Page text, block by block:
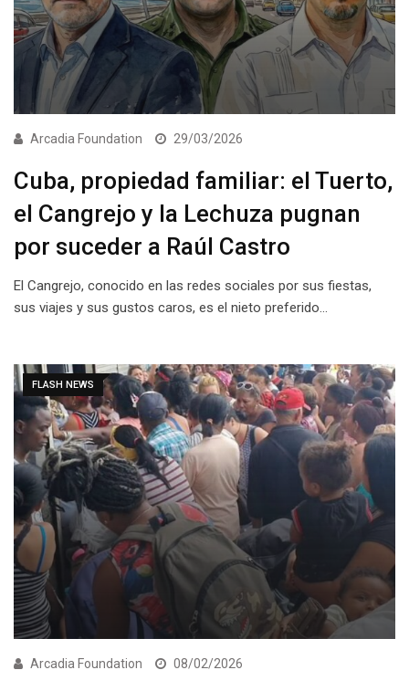
Arcadia Foundation 29/03/2026
Cuba, propiedad familiar: el Tuerto,
el Cangrejo y la Lechuza pugnan
por suceder a Raúl Castro
El Cangrejo, conocido en las redes sociales por sus fiestas,
sus viajes y sus gustos caros, es el nieto preferido…
FLASH NEWS
Arcadia Foundation 08/02/2026